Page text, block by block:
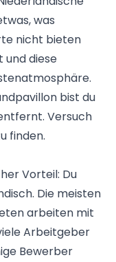
was
nicht bieten
und diese
bist du
Versuch
finden.
Vorteil: Du
Die meisten
arbeiten mit
Arbeitgeber
Bewerber